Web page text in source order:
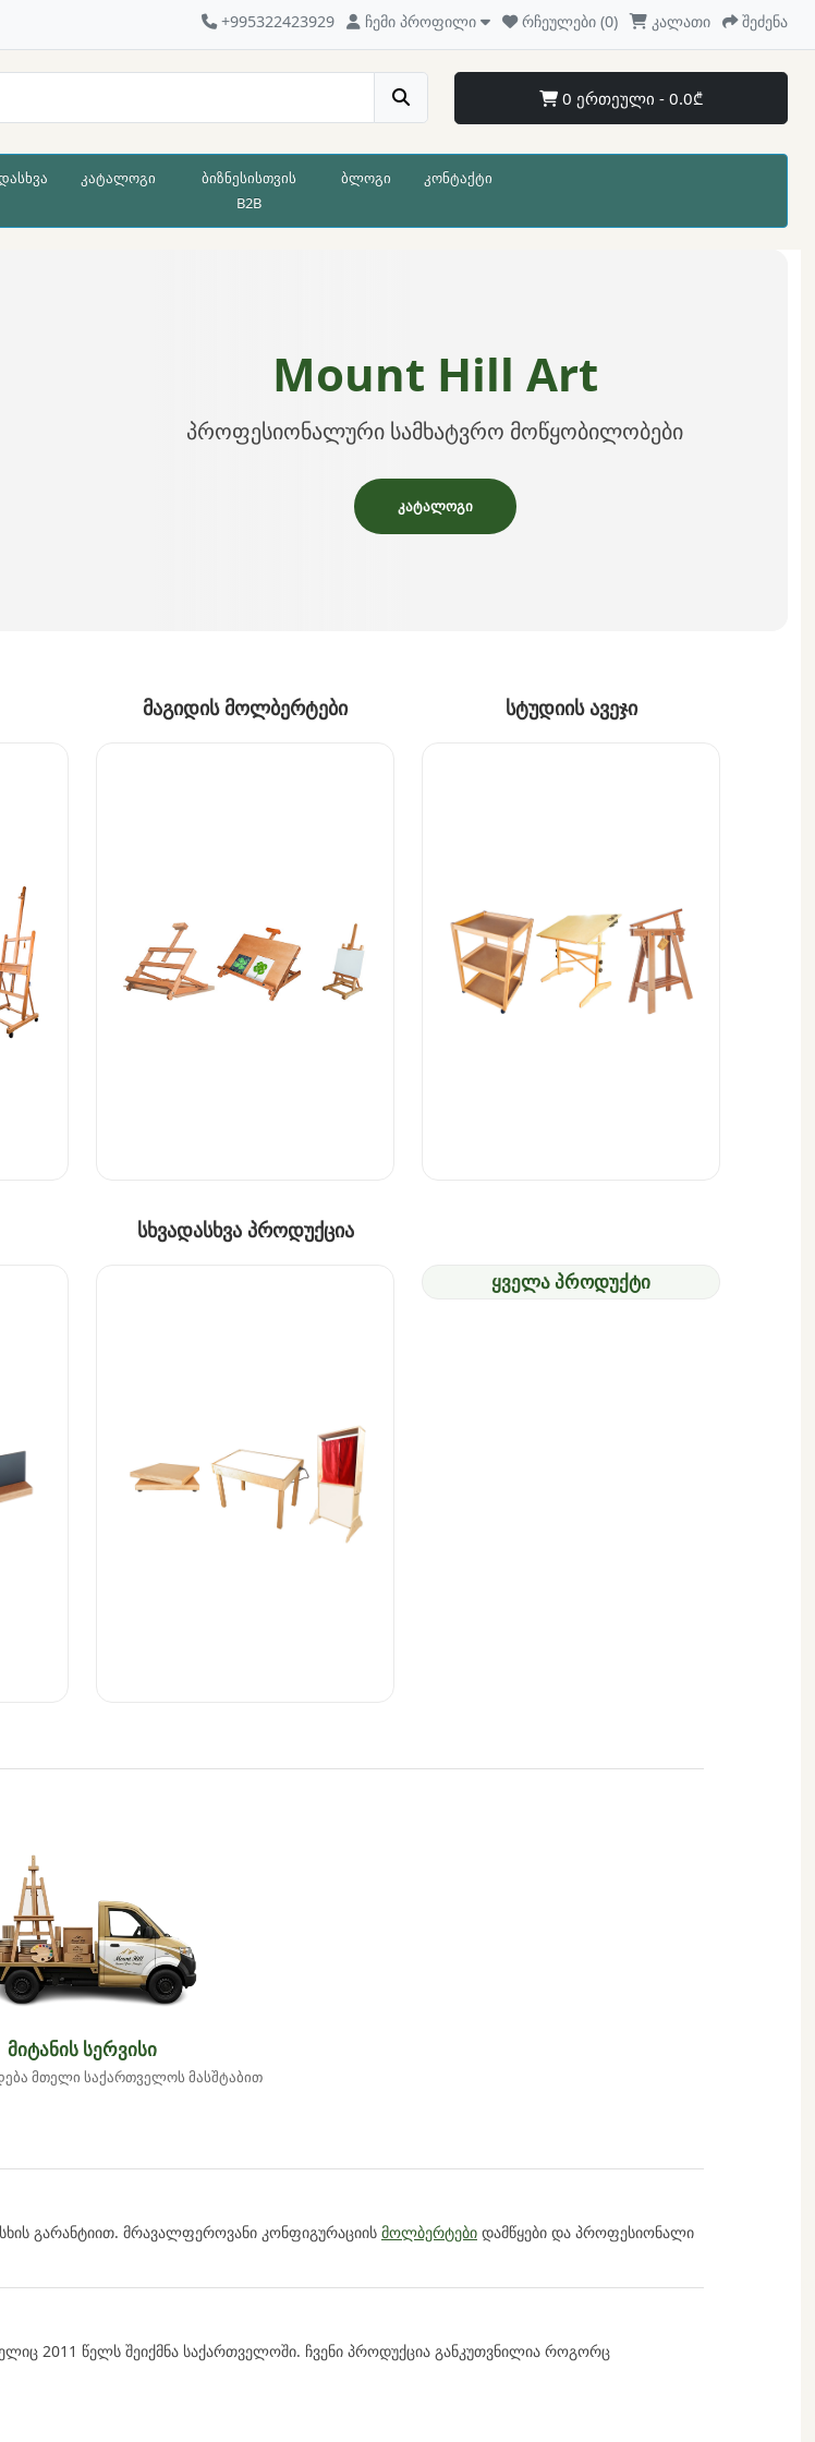
+995322423929 ჩემი პროფილი რჩეულები (0) კალათი შეძენა
0 ერთეული - 0.0₾
კატალოგი
ბიზნესისთვის
B2B
ბლოგი კონტაქტი
Mount Hill Art
პროფესიონალური სამხატვრო მოწყობილობები
კატალოგი
მაგიდის მოლბერტები სტუდიის ავეჯი
სხვადასხვა პროდუქცია
ყველა პროდუქტი
მიტანის სერვისი
მთელი საქართველოს მასშტაბით
გარანტიით. მრავალფეროვანი კონფიგურაციის მოლბერტებიდამწყები და პროფესიონალი
2011 წელს შეიქმნა საქართველოში. ჩვენი პროდუქცია განკუთვნილია როგორც
დიზაინითა და საიმედო გარანტიით. პროდუქციის მუდმივად განახლებადი და მზარდი
უწყვეტ პროცესს წარმოადგენს.